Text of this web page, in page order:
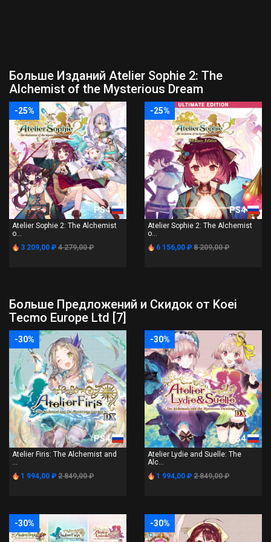
Больше Изданий Atelier Sophie 2: The
Alchemist of the Mysterious Dream
-25%
PS4
Atelier Sophie 2: The Alchemist
o...
3 209,00 ₽ 4 279,00 ₽
-25%
PS4
Atelier Sophie 2: The Alchemist
o...
6 156,00 ₽ 8 209,00 ₽
Больше Предложений и Скидок от Koei
Tecmo Europe Ltd [7]
-30%
PS4
Atelier Firis: The Alchemist and
...
1 994,00 ₽ 2 849,00 ₽
-30%
PS4
Atelier Lydie and Suelle: The
Alc...
1 994,00 ₽ 2 849,00 ₽
-30% -30%